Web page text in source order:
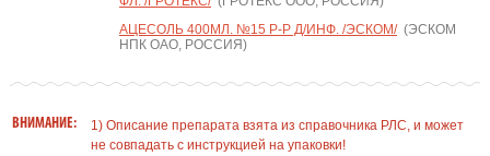
АЦЕСОЛЬ 400МЛ. №15 Р-Р Д/ИНФ. /ЭСКОМ/(ЭСКОМ
НПК ОАО, РОССИЯ)
ВНИМАНИЕ:
1) Описание препарата взята из справочника РЛС, и может
не совпадать с инструкцией на упаковки!